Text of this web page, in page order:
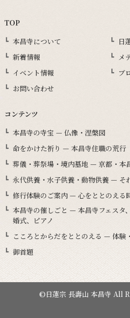
TOP
本昌寺について
日
新着情報
メ
イベント情報
ブ
お問い合わせ
コンテンツ
本昌寺の寺宝 — 仏像・涅槃図
命をかけた祈り — 本昌寺住職の荒行
葬儀・葬祭場・境内墓地 — 京都・本
永代供養・水子供養・動物供養 — そ
修行体験のご案内 — 心をととのえる
本昌寺の催しごと — 本昌寺フェスタ
婚式、ピアノ
こころとからだをととのえる — 体験
御首題
©日蓮宗 長壽山 本昌寺 All